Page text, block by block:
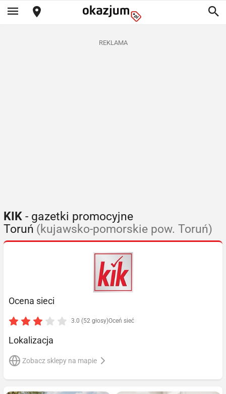
REKLAMA
KIK - gazetki promocyjne
Toruń (kujawsko-pomorskie pow. Toruń)
Ocena sieci
3.0 (52 głosy)Oceń sieć
Lokalizacja
Zobacz sklepy na mapie